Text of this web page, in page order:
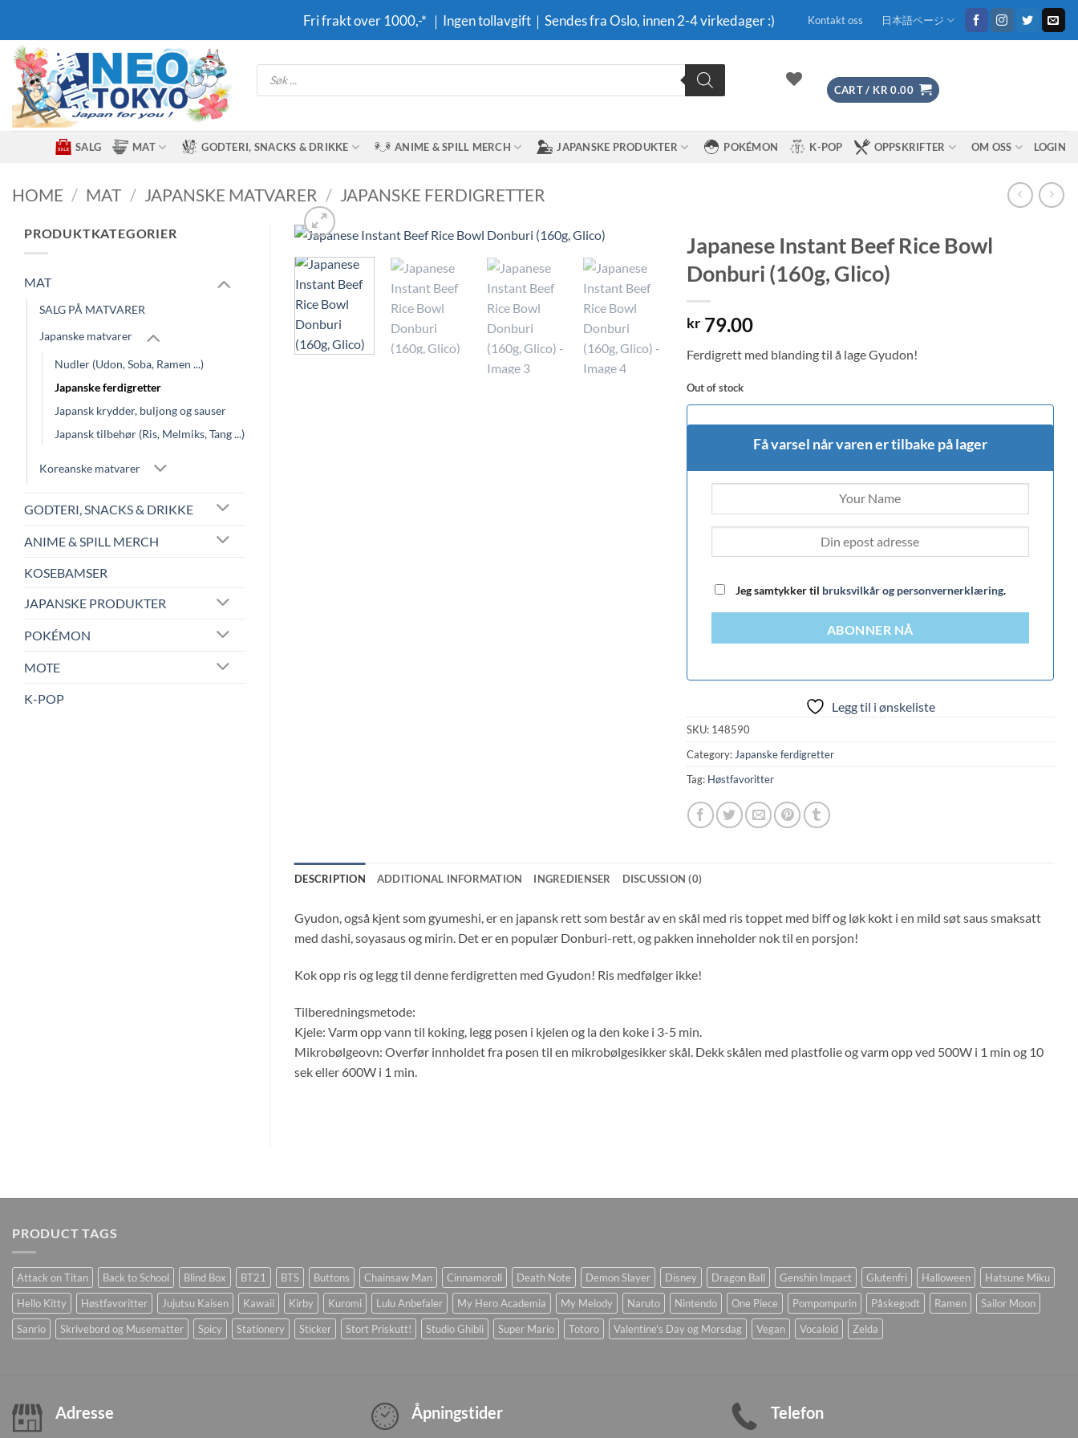
content
Fri frakt over 1000,-* ｜Ingen tollavgift｜Sendes fra Oslo, innen 2-4 virkedager :) Kontakt oss 日本語ページ
Products
search
CART / KR 0.00
SALG MAT GODTERI, SNACKS & DRIKKE ANIME & SPILL MERCH JAPANSKE PRODUKTER POKÉMON K-POP OPPSKRIFTER OM OSS LOGIN
HOME / MAT / JAPANSKE MATVARER / JAPANSKE FERDIGRETTER
PRODUKTKATEGORIER
MAT
SALG PÅ MATVARER
Japanske matvarer
Nudler (Udon, Soba, Ramen ...)
Japanske ferdigretter
Japansk krydder, buljong og sauser
Japansk tilbehør (Ris, Melmiks, Tang ...)
Koreanske matvarer
GODTERI, SNACKS & DRIKKE
ANIME & SPILL MERCH
KOSEBAMSER
JAPANSKE PRODUKTER
POKÉMON
MOTE
K-POP
Legg til i
ønskeliste
Japanese Instant Beef Rice Bowl
Donburi (160g, Glico)
kr79.00
Ferdigrett med blanding til å lage Gyudon!
Out of stock
Få varsel når varen er tilbake på lager
Jeg samtykker til bruksvilkår og personvernerklæring.
ABONNER NÅ
Legg til i ønskeliste
SKU: 148590
Category:Japanske ferdigretter
Tag: Høstfavoritter
DESCRIPTION ADDITIONAL INFORMATION INGREDIENSER DISCUSSION (0)
Gyudon, også kjent som gyumeshi, er en japansk rett som består av en skål med ris toppet med biff og løk kokt i en mild søt saus smaksatt
med dashi, soyasaus og mirin. Det er en populær Donburi-rett, og pakken inneholder nok til en porsjon!
Kok opp ris og legg til denne ferdigretten med Gyudon! Ris medfølger ikke!
Tilberedningsmetode:
Kjele: Varm opp vann til koking, legg posen i kjelen og la den koke i 3-5 min.
Mikrobølgeovn: Overfør innholdet fra posen til en mikrobølgesikker skål. Dekk skålen med plastfolie og varm opp ved 500W i 1 min og 10
sek eller 600W i 1 min.
PRODUCT TAGS
Attack on Titan Back to School Blind Box BT21 BTS Buttons Chainsaw Man Cinnamoroll Death Note Demon Slayer Disney Dragon Ball Genshin Impact Glutenfri Halloween
Hatsune Miku
Hello Kitty
Høstfavoritter Jujutsu Kaisen Kawaii Kirby Kuromi Lulu Anbefaler My Hero Academia My Melody Naruto Nintendo One Piece Pompompurin Påskegodt Ramen
Sailor Moon
Sanrio
Skrivebord og Musematter Spicy Stationery Sticker Stort Priskutt! Studio Ghibli Super Mario Totoro Valentine's Day og Morsdag Vegan Vocaloid Zelda
Adresse Åpningstider Telefon